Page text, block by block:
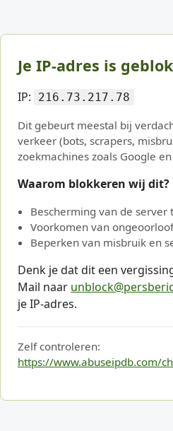
Je IP-adres is
IP: 216.73.217.78
Dit gebeurt meestal bij
verkeer (bots, scrapers,
zoekmachines zoals Google
Waarom blokkeren wij dit?
Bescherming van de server
Voorkomen van
Beperken van misbruik en
Denk je dat dit een
Mail naar
je IP-adres.
Zelf controleren:
https://www.abuseipdb.com/